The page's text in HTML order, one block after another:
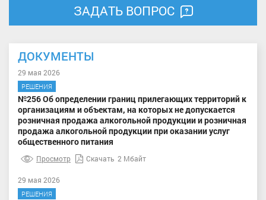
ЗАДАТЬ ВОПРОС
ДОКУМЕНТЫ
29 мая 2026
РЕШЕНИЯ
№256 Об определении границ прилегающих территорий к
организациям и объектам, на которых не допускается
розничная продажа алкогольной продукции и розничная
продажа алкогольной продукции при оказании услуг
общественного питания
Просмотр Скачать 2 Мбайт
29 мая 2026
РЕШЕНИЯ